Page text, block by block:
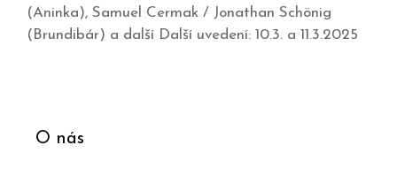
(Aninka), Samuel Cermak / Jonathan Schönig
(Brundibár) a další Další uvedení: 10.3. a 11.3.2025
O nás